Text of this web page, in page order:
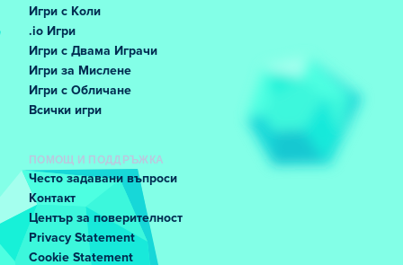
Игри с Коли
.io Игри
Игри с Двама Играчи
Игри за Мислене
Игри с Обличане
Всички игри
ПОМОЩ И ПОДДРЪЖКА
Често задавани въпроси
Контакт
Център за поверителност
Privacy Statement
Cookie Statement